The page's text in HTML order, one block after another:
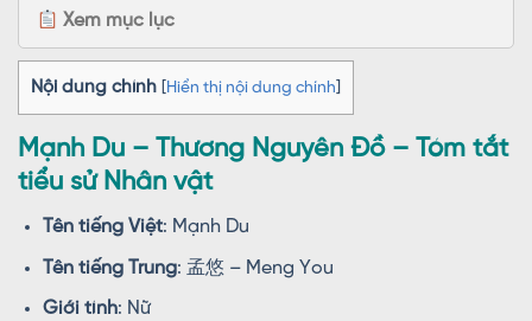
Xem mục lục
Nội dung chính Hiển thị nội dung chính
Mạnh Du – Thương Nguyên Đồ – Tóm tắt
tiểu sử Nhân vật
Tên tiếng Việt: Mạnh Du
Tên tiếng Trung: 孟悠 – Meng You
Giới tính: Nữ